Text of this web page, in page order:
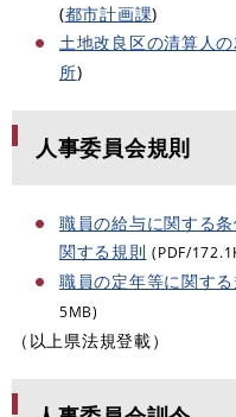
(都市計画課)
土地改良区の清算人
所)
人事委員会規則
職員の給与に関する
関する規則 (PDF/
職員の定年等に関す
5MB)
（以上県法規登載）